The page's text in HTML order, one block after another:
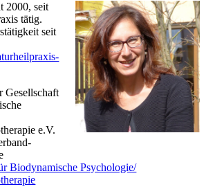
2000, seit
tätig.
seit
Gesellschaft
e.V.
Biodynamische Psychologie/